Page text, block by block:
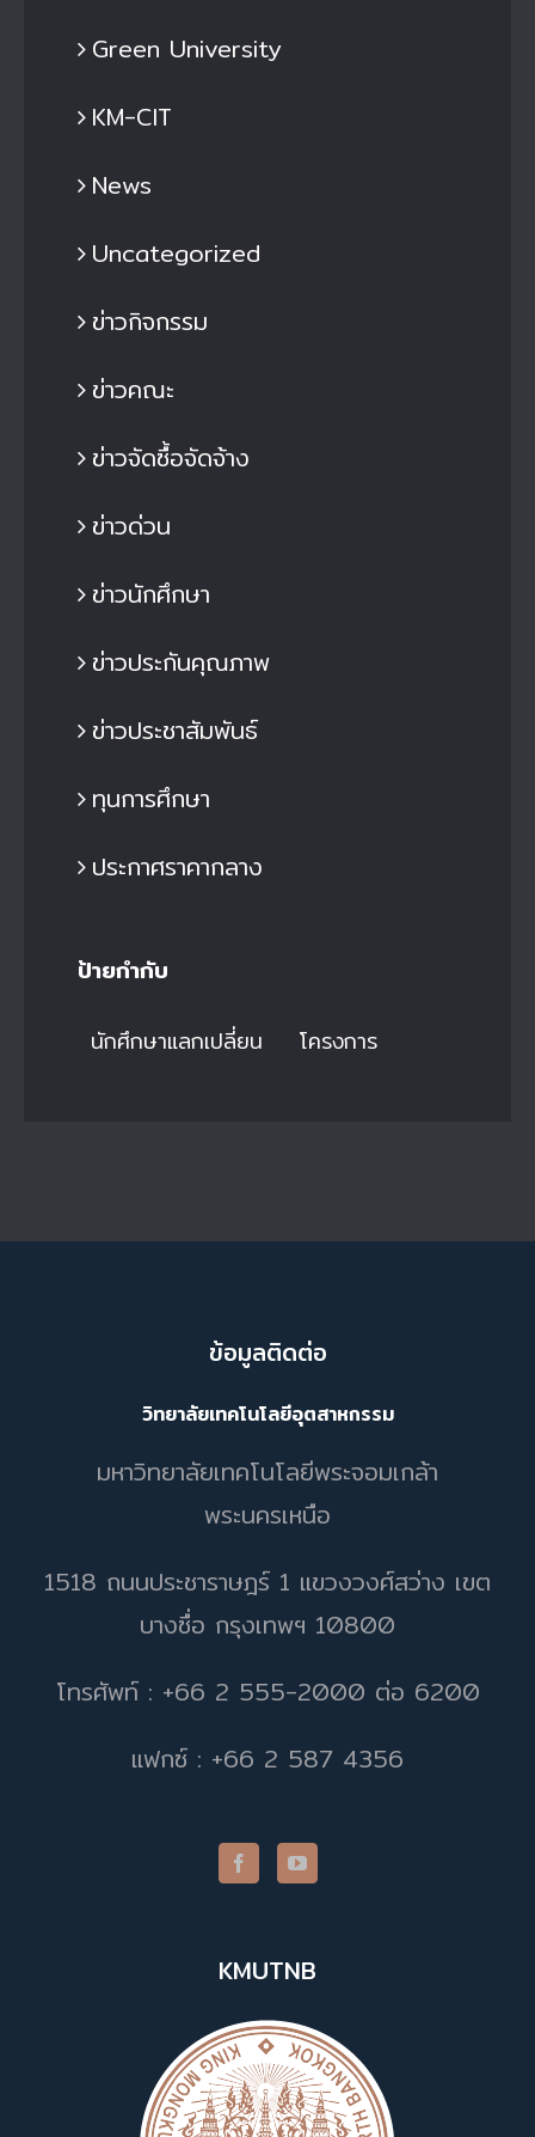
Green University
KM-CIT
News
Uncategorized
ข่าวกิจกรรม
ข่าวคณะ
ข่าวจัดซื้อจัดจ้าง
ข่าวด่วน
ข่าวนักศึกษา
ข่าวประกันคุณภาพ
ข่าวประชาสัมพันธ์
ทุนการศึกษา
ประกาศราคากลาง
ป้ายกำกับ
นักศึกษาแลกเปลี่ยน โครงการ
ข้อมูลติดต่อ
วิทยาลัยเทคโนโลยีอุตสาหกรรม
มหาวิทยาลัยเทคโนโลยีพระจอมเกล้า
พระนครเหนือ
1518 ถนนประชาราษฎร์ 1 แขวงวงศ์สว่าง เขต
บางซื่อ กรุงเทพฯ 10800
โทรศัพท์ : +66 2 555-2000 ต่อ 6200
แฟกซ์ : +66 2 587 4356
KMUTNB